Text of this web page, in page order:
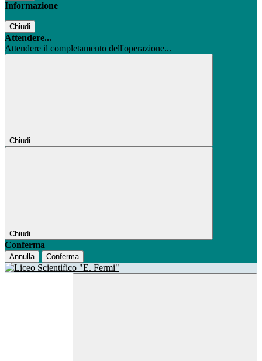
Informazione
Chiudi
Attendere...
Attendere il completamento dell'operazione...
Chiudi
Chiudi
Conferma
Annulla Conferma